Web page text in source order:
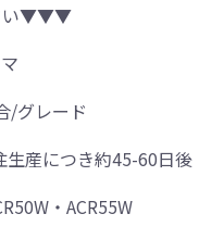
い▼▼▼
/グレード
産につき約45-60日後
・ACR55W